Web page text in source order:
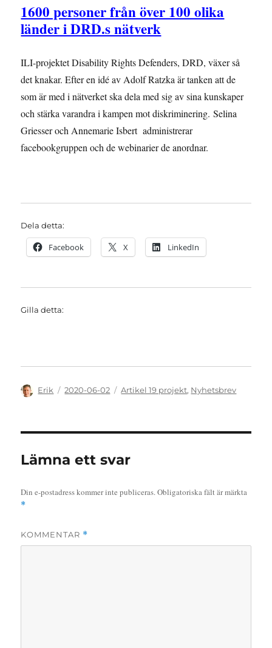
1600 personer från över 100 olika
länder i DRD.s nätverk
ILI-projektet Disability Rights Defenders, DRD, växer så
det knakar. Efter en idé av Adolf Ratzka är tanken att de
som är med i nätverket ska dela med sig av sina kunskaper
och stärka varandra i kampen mot diskriminering. Selina
Griesser och Annemarie Isbert administrerar
facebookgruppen och de webinarier de anordnar.
Dela detta:
Facebook X LinkedIn
Gilla detta:
Författare
Erik
Publicerat
2020-06-02 Kategorier
Artikel 19 projekt, Nyhetsbrev
Lämna ett svar
Din e-postadress kommer inte publiceras. Obligatoriska fält är märkta
*
KOMMENTAR *